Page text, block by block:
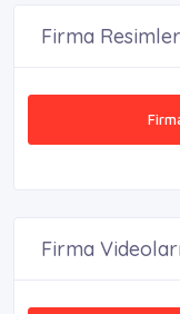
Firma
Firma Videoları